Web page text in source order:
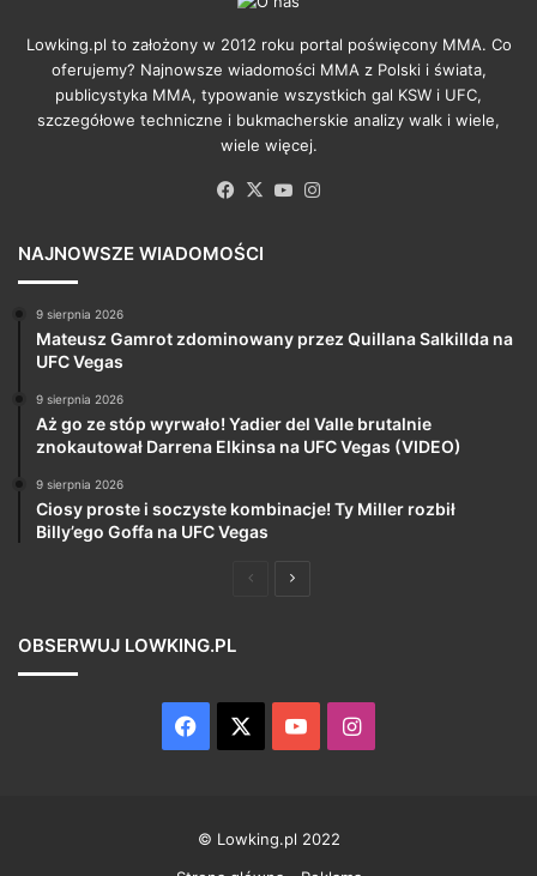
Lowking.pl to założony w 2012 roku portal poświęcony MMA. Co
oferujemy? Najnowsze wiadomości MMA z Polski i świata,
publicystyka MMA, typowanie wszystkich gal KSW i UFC,
szczegółowe techniczne i bukmacherskie analizy walk i wiele,
wiele więcej.
Facebook
X YouTube
NAJNOWSZE WIADOMOŚCI
9 sierpnia 2026
Mateusz Gamrot zdominowany przez Quillana Salkillda na
UFC Vegas
9 sierpnia 2026
Aż go ze stóp wyrwało! Yadier del Valle brutalnie
znokautował Darrena Elkinsa na UFC Vegas (VIDEO)
9 sierpnia 2026
Ciosy proste i soczyste kombinacje! Ty Miller rozbił
Billy’ego Goffa na UFC Vegas
PoprzedniaNastępna
OBSERWUJ LOWKING.PL
Facebook YouTubeInstagram
© Lowking.pl 2022